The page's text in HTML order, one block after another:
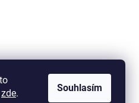
zde. Souhlasím